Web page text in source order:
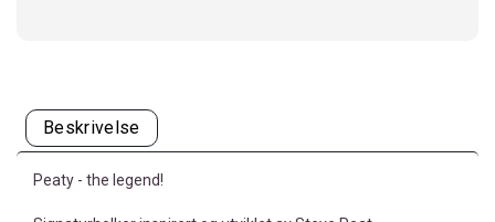
Beskrivelse
Peaty - the legend!